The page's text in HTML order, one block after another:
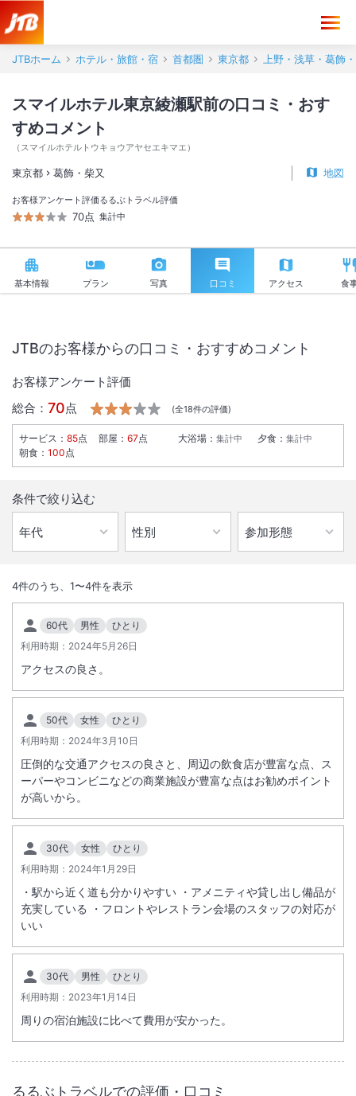
JTBホーム ホテル・旅館・宿 首都圏 東京都 上野・浅草・葛飾
スマイルホテル東京綾瀬駅前の口コミ・おす
すめコメント
（ スマイルホテルトウキョウアヤセエキマエ ）
東京都 葛飾・柴又 地図
お客様アンケート評価
70点
るるぶトラベル評価
集計中
基本情報 プラン 写真 口コミ アクセス 食
駅から徒歩２分。駅近なのでコンビニ・飲食店・ショップなど多数。東
京スカイツリーまで電車で１５分。浅草・秋葉原・霞ヶ関へも３０分圏
総客室数168室
INチェックイン
15:00/ OUT チェックアウト
10:00
駅徒歩5分
施設からのお知らせ
JTBのお客様からの口コミ・おすすめコメント
お客様アンケート評価
総合： 70点 (全18件の評価)
サービス ： 85点 部屋 ： 67点 大浴場 ： 集計中 夕食 ： 集計中
朝食 ： 100点
条件で絞り込む
4件のうち、 1〜4件を表示
60代 男性
ひとり
利用時期： 2024年5月26日
アクセスの良さ。
50代 女性
ひとり
利用時期： 2024年3月10日
圧倒的な交通アクセスの良さと、周辺の飲食店が豊富な点、ス
ーパーやコンビニなどの商業施設が豊富な点はお勧めポイント
が高いから。
30代 女性
ひとり
利用時期： 2024年1月29日
・駅から近く道も分かりやすい ・アメニティや貸し出し備品が
充実している ・フロントやレストラン会場のスタッフの対応が
いい
30代 男性
ひとり
利用時期： 2023年1月14日
周りの宿泊施設に比べて費用が安かった。
るるぶトラベルでの評価・口コミ